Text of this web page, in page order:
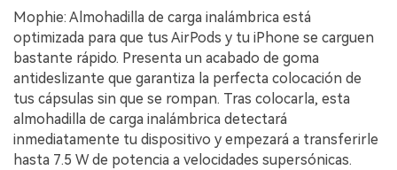
Mophie: Almohadilla de carga inalámbrica está
optimizada para que tus AirPods y tu iPhone se carguen
bastante rápido. Presenta un acabado de goma
antideslizante que garantiza la perfecta colocación de
tus cápsulas sin que se rompan. Tras colocarla, esta
almohadilla de carga inalámbrica detectará
inmediatamente tu dispositivo y empezará a transferirle
hasta 7.5 W de potencia a velocidades supersónicas.